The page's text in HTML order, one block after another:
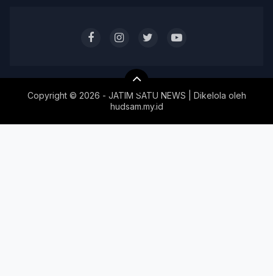
Copyright © 2026 - JATIM SATU NEWS | Dikelola oleh
hudsam.my.id